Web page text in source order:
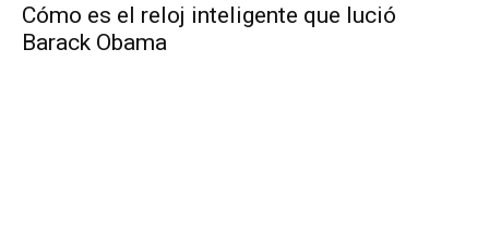
Cómo es el reloj inteligente que lució
Barack Obama